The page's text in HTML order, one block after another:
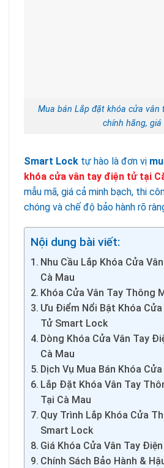
Mua bán Lắp đặt khóa cửa vân
chính hãng, giá
Smart Lock tự hào là đơn vị
khóa cửa vân tay điện tử tại
mẫu mã, giá cả minh bạch, thi
chóng và chế độ bảo hành rõ
Nội dung bài viết:
Nhu Cầu Lắp Khóa Cửa
Cà Mau
Khóa Cửa Vân Tay Thông
Ưu Điểm Nổi Bật Khóa
Tử Smart Lock
Dòng Khóa Cửa Vân Tay
Cà Mau
Dịch Vụ Mua Bán Khóa
Lắp Đặt Khóa Vân Tay
Tại Cà Mau
Quy Trình Lắp Khóa Cửa
Smart Lock
Giá Khóa Cửa Vân Tay
Chính Sách Bảo Hành &